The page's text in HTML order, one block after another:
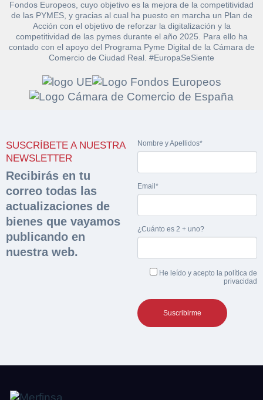
Fondos Europeos, cuyo objetivo es la mejora de la competitividad
de las PYMES, y gracias al cual ha puesto en marcha un Plan de
Acción con el objetivo de reforzar la digitalización y la
competitividad de las pymes durante el año 2025. Para ello ha
contado con el apoyo del Programa Pyme Digital de la Cámara de
Comercio de Ciudad Real. #EuropaSeSiente
SUSCRÍBETE A NUESTRA
NEWSLETTER
Recibirás en tu
correo todas las
actualizaciones de
bienes que vayamos
publicando en
nuestra web.
Nombre y Apellidos*
Email*
¿Cuánto es 2 + uno?
He leído y acepto la política de
privacidad
Solicitar
documentación
sobre la peritación
Rellene este formulario y recibirá en su email el
enlace para descargar la documentación
Nombre y Apellidos*
Email*
Acepto laPolítica de Privacidad.
Razón social* CIF/DNI Ofertante*
Teléfono* Email*
Nombre y Apellidos*
Antes de enviar lee lasCondiciones de Usoy laPolítica de Privacidad, y a
Sobre Merfinsa
Venta de bienes muebles
Vehículos